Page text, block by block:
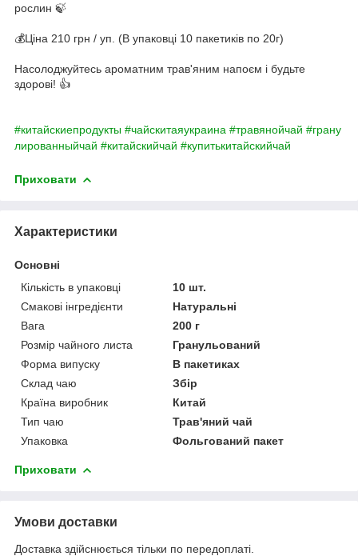
рослин 🍃
💰Ціна 210 грн / уп. (В упаковці 10 пакетиків по 20г)
Насолоджуйтесь ароматним трав'яним напоєм і будьте
здорові! 👍
#китайскиепродукты #чайскитаяукраина #травянойчай #грану
лированныйчай #китайскийчай #купитькитайскийчай
Приховати
Характеристики
Основні
Кількість в упаковці
10 шт.
Смакові інгредієнти
Натуральні
Вага
200 г
Розмір чайного листа
Гранульований
Форма випуску
В пакетиках
Склад чаю
Збір
Країна виробник
Китай
Тип чаю
Трав'яний чай
Упаковка
Фольгований пакет
Приховати
Умови доставки
Доставка здійснюється тільки по передоплаті.